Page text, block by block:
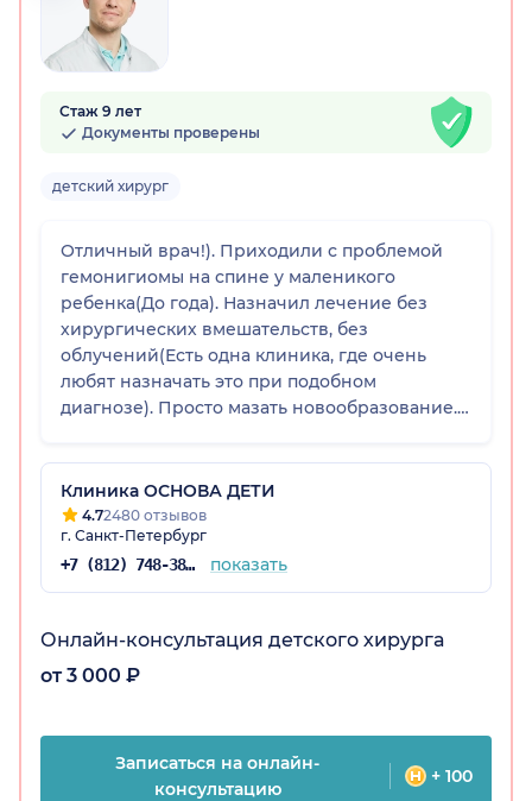
Стаж 9 лет
Документы проверены
детский хирург
Отличный врач!). Приходили с проблемой
гемонигиомы на спине у маленикого
ребенка(До года). Назначил лечение без
хирургических вмешательств, без
облучений(Есть одна клиника, где очень
любят назначать это при подобном
диагнозе). Просто мазать новообразование.
результат. Это не может не радовать. Очень
сложно найти нормальных врачей
впринципе. Мы очень рады, что нам помог
Федоров Владислав Сергеевич!) Спасибо!)
Клиника ОСНОВА ДЕТИ
4.72480 отзывов
г. Санкт-Петербург
+7 (812) 748-38-87 показать
Онлайн-консультация детского хирурга
от 3 000 ₽
Записаться на онлайн-
консультацию
+ 100